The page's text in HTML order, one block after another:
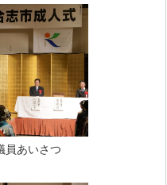
員あいさつ